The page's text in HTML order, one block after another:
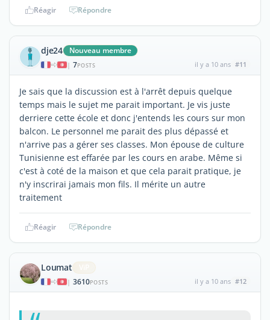
Réagir Répondre
dje24 Nouveau membre
| 7POSTS il y a 10 ans #11
Je sais que la discussion est à l'arrêt depuis quelque
temps mais le sujet me parait important. Je vis juste
derriere cette école et donc j'entends les cours sur mon
balcon. Le personnel me parait des plus dépassé et
n'arrive pas a gérer ses classes. Mon épouse de culture
Tunisienne est effarée par les cours en arabe. Même si
c'est à coté de la maison et que cela parait pratique, je
n'y inscrirai jamais mon fils. Il mérite un autre
traitement
Réagir Répondre
Loumat
| 3610POSTS il y a 10 ans #12